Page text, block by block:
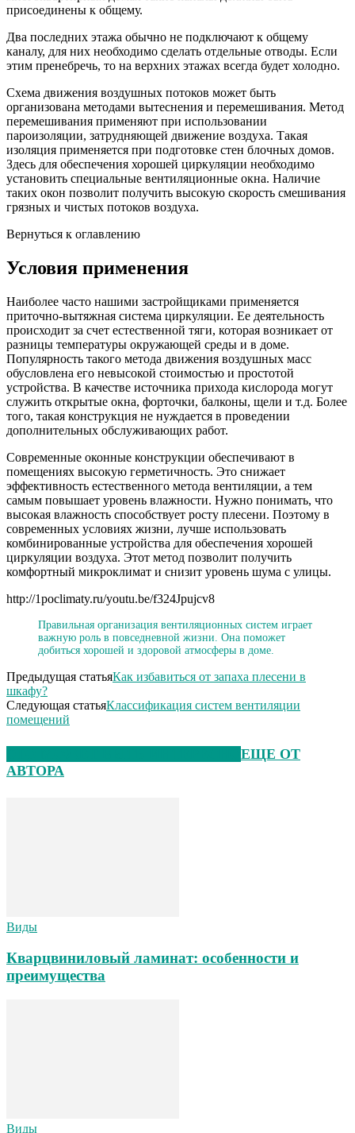
присоединены к общему.
Два последних этажа обычно не подключают к общему
каналу, для них необходимо сделать отдельные отводы. Если
этим пренебречь, то на верхних этажах всегда будет холодно.
Схема движения воздушных потоков может быть
организована методами вытеснения и перемешивания. Метод
перемешивания применяют при использовании
пароизоляции, затрудняющей движение воздуха. Такая
изоляция применяется при подготовке стен блочных домов.
Здесь для обеспечения хорошей циркуляции необходимо
установить специальные вентиляционные окна. Наличие
таких окон позволит получить высокую скорость смешивания
грязных и чистых потоков воздуха.
Вернуться к оглавлению
Условия применения
Наиболее часто нашими застройщиками применяется
приточно-вытяжная система циркуляции. Ее деятельность
происходит за счет естественной тяги, которая возникает от
разницы температуры окружающей среды и в доме.
Популярность такого метода движения воздушных масс
обусловлена его невысокой стоимостью и простотой
устройства. В качестве источника прихода кислорода могут
служить открытые окна, форточки, балконы, щели и т.д. Более
того, такая конструкция не нуждается в проведении
дополнительных обслуживающих работ.
Современные оконные конструкции обеспечивают в
помещениях высокую герметичность. Это снижает
эффективность естественного метода вентиляции, а тем
самым повышает уровень влажности. Нужно понимать, что
высокая влажность способствует росту плесени. Поэтому в
современных условиях жизни, лучше использовать
комбинированные устройства для обеспечения хорошей
циркуляции воздуха. Этот метод позволит получить
комфортный микроклимат и снизит уровень шума с улицы.
http://1poclimaty.ru/youtu.be/f324Jpujcv8
Правильная организация вентиляционных систем играет
важную роль в повседневной жизни. Она поможет
добиться хорошей и здоровой атмосферы в доме.
Предыдущая статьяКак избавиться от запаха плесени в
шкафу?
Следующая статьяКлассификация систем вентиляции
помещений
ЕЩЕ ОТ
АВТОРА
Виды
Кварцвиниловый ламинат: особенности и
преимущества
Виды